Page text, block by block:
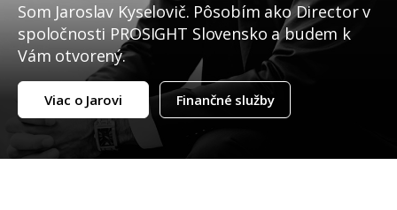
Som Jaroslav Kyselovič. Pôsobím ako Director v
spoločnosti PROSIGHT Slovensko a budem k
Vám otvorený.
Viac o Jarovi Finančné služby